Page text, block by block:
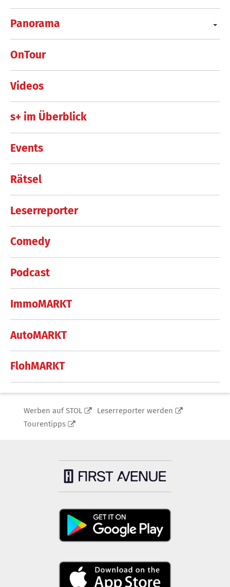
Panorama
OnTour
Videos
s+ im Überblick
Events
Rätsel
Leserreporter
Comedy
Podcast
ImmoMARKT
AutoMARKT
FlohMARKT
Werben auf STOL
Leserreporter werden
Tourentipps